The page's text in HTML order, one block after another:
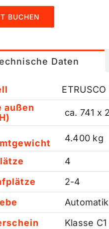
BUCHEN
Daten
außen
ca. 741 x
4.400 kg
4
2-4
Automatik
Klasse